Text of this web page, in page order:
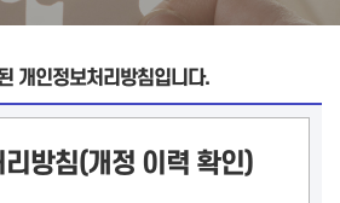
개인정보처리방침입니다.
방침(개정 이력 확인)